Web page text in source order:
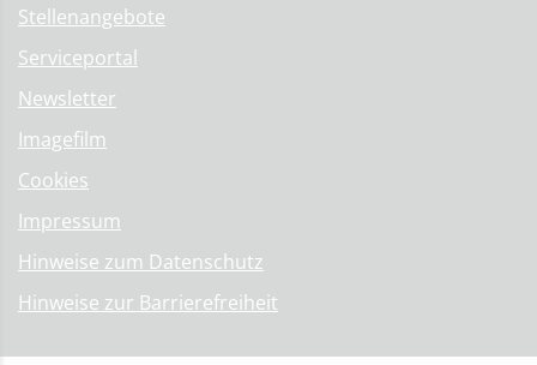
Stellenangebote
Serviceportal
Newsletter
Imagefilm
Cookies
Impressum
Hinweise zum Datenschutz
Hinweise zur Barrierefreiheit